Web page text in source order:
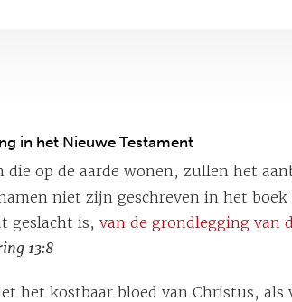
in het Nieuwe Testament
die op de aarde wonen, zullen het
niet zijn geschreven in het boek
geslacht is,van de grondlegging van
13:8
het kostbaar bloed van Christus, als